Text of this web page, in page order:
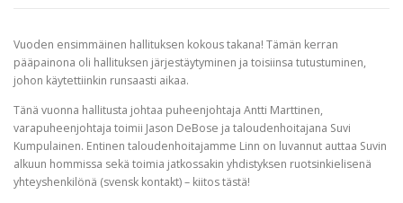
Vuoden ensimmäinen hallituksen kokous takana! Tämän kerran
pääpainona oli hallituksen järjestäytyminen ja toisiinsa tutustuminen,
johon käytettiinkin runsaasti aikaa.
Tänä vuonna hallitusta johtaa puheenjohtaja Antti Marttinen,
varapuheenjohtaja toimii Jason DeBose ja taloudenhoitajana Suvi
Kumpulainen. Entinen taloudenhoitajamme Linn on luvannut auttaa Suvin
alkuun hommissa sekä toimia jatkossakin yhdistyksen ruotsinkielisenä
yhteyshenkilönä (svensk kontakt) – kiitos tästä!